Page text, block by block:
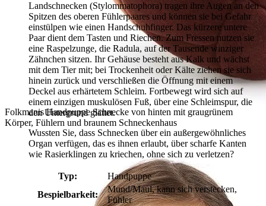
Folkmanis Handpuppe Schnecke von hinten mit graugrünem
Körper, Fühlern und braunem Schneckenhaus
Landschnecken (Stylommatophora) tragen ihre Augen an den
Spitzen des oberen Fühlerpaares und können sie bei Gefahr
einstülpen wie einen Handschuhfinger. Das kürzere untere
Paar dient dem Tasten und Riechen. Zum Fressen nutzen sie
eine Raspelzunge, die Radula, auf der Tausende winziger
Zähnchen sitzen. Ihr Gehäuse besteht aus Kalk und wächst
mit dem Tier mit; bei Trockenheit oder Kälte ziehen sie sich
hinein zurück und verschließen die Öffnung mit einem
Deckel aus erhärtetem Schleim. Fortbewegt wird sich auf
einem einzigen muskulösen Fuß, über eine Schleimspur, die
den Untergrund glättet.
Wussten Sie, dass Schnecken über ein außergewöhnliches
Organ verfügen, das es ihnen erlaubt, über scharfe Kanten
wie Rasierklingen zu kriechen, ohne sich zu verletzen?
Typ:
Handpuppe
Bespielbarkeit:
Mund/Maul, kann sich verstecken,
Fühler